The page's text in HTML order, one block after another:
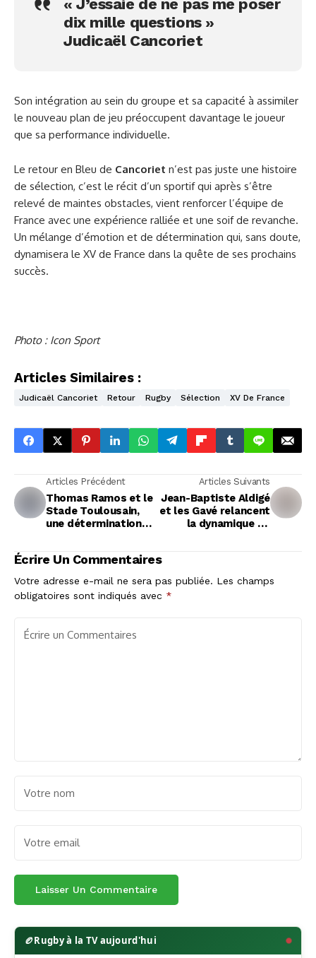
« J’essaie de ne pas me poser
dix mille questions »
Judicaël Cancoriet
Son intégration au sein du groupe et sa capacité à assimiler
le nouveau plan de jeu préoccupent davantage le joueur
que sa performance individuelle.
Le retour en Bleu de Cancoriet n’est pas juste une histoire
de sélection, c’est le récit d’un sportif qui après s’être
relevé de maintes obstacles, vient renforcer l’équipe de
France avec une expérience ralliée et une soif de revanche.
Un mélange d’émotion et de détermination qui, sans doute,
dynamisera le XV de France dans la quête de ses prochains
succès.
Photo : Icon Sport
Articles Similaires :
Judicaël Cancoriet Retour Rugby Sélection XV De France
Articles Précédent
Thomas Ramos et le
Stade Toulousain,
une détermination
Articles Suivants
Jean-Baptiste Aldigé
et les Gavé relancent
la dynamique du
Écrire Un Commentaires
Votre adresse e-mail ne sera pas publiée. Les champs
obligatoires sont indiqués avec *
🏉Rugby à la TV aujourd'hui